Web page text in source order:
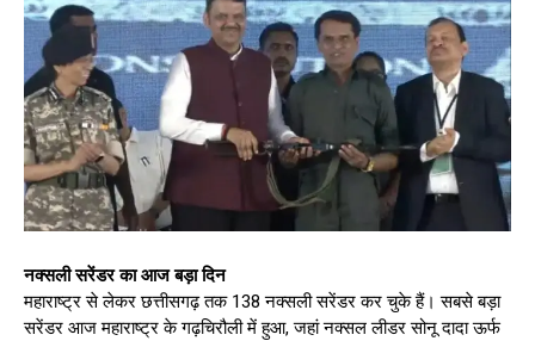
नक्सली सरेंडर का आज बड़ा दिन
महाराष्ट्र से लेकर छत्तीसगढ़ तक 138 नक्सली सरेंडर कर चुके हैं। सबसे बड़ा
सरेंडर आज महाराष्ट्र के गढ़चिरौली में हुआ, जहां नक्सल लीडर सोनू दादा ऊर्फ